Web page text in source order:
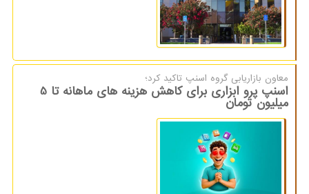
معاون بازاریابی گروه اسنپ تاكید كرد؛
اسنپ پرو ابزاری برای کاهش هزینه های ماهانه تا 5
میلیون تومان